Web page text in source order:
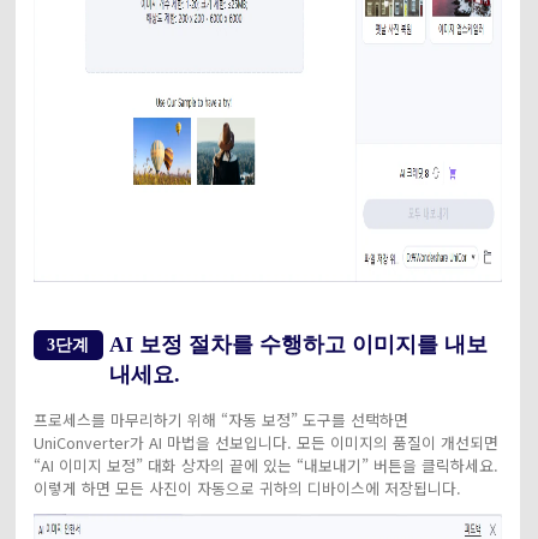
3단계
AI 보정 절차를 수행하고 이미지를 내보
내세요.
프로세스를 마무리하기 위해 “자동 보정” 도구를 선택하면
UniConverter가 AI 마법을 선보입니다. 모든 이미지의 품질이 개선되면
“AI 이미지 보정” 대화 상자의 끝에 있는 “내보내기” 버튼을 클릭하세요.
이렇게 하면 모든 사진이 자동으로 귀하의 디바이스에 저장됩니다.